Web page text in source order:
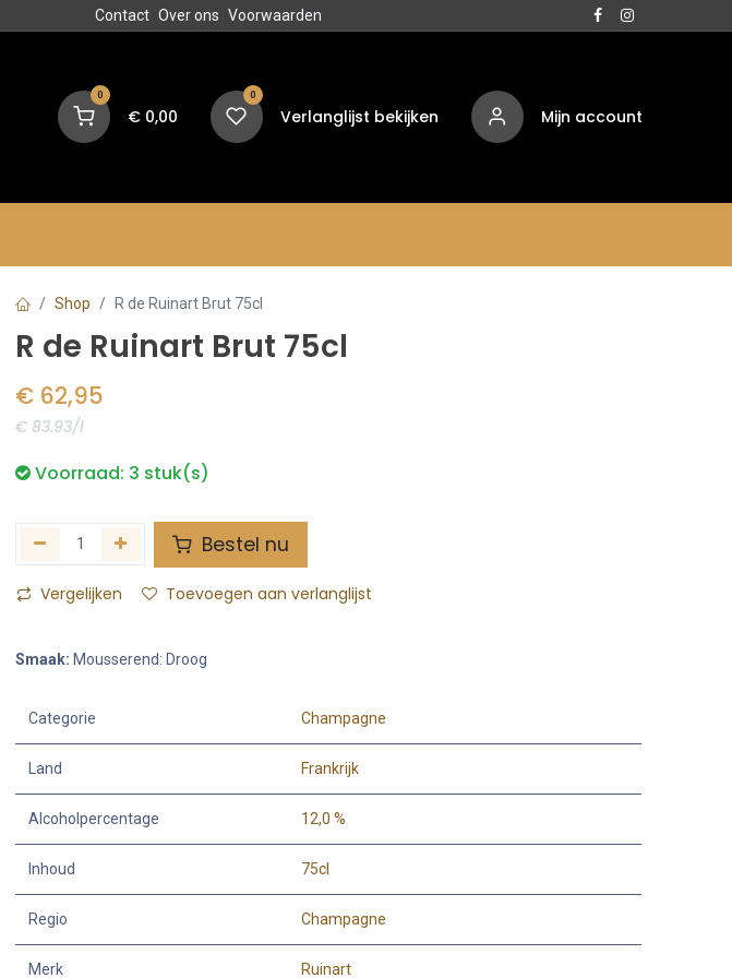
Contact Over ons Voorwaarden
0
€ 0,00
0
Verlanglijst bekijken Mijn account
Shop R de Ruinart Brut 75cl
R de Ruinart Brut 75cl
€ 62,95
€ 83.93/l
Voorraad: 3 stuk(s)
Bestel nu
Vergelijken Toevoegen aan verlanglijst
Smaak: Mousserend: Droog
Categorie Champagne
Land Frankrijk
Alcoholpercentage 12,0 %
Inhoud 75cl
Regio Champagne
Merk Ruinart